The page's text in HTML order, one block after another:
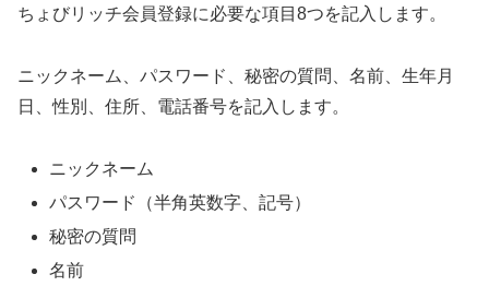
ちょびリッチ会員登録に必要な項目8つを記入します。
ニックネーム、パスワード、秘密の質問、名前、生年月
日、性別、住所、電話番号を記入します。
ニックネーム
パスワード（半角英数字、記号）
秘密の質問
名前